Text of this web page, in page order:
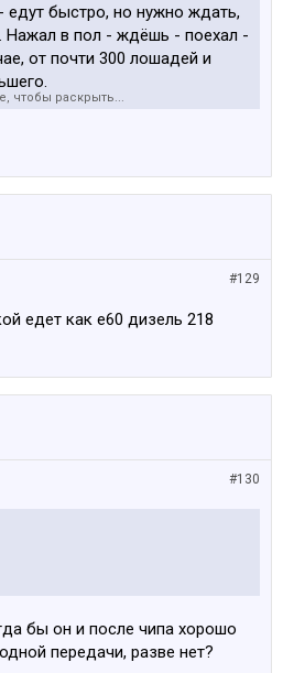
едут быстро, но нужно ждать,
Нажал в пол - ждёшь - поехал -
от почти 300 лошадей и
чтобы раскрыть...
#129
едет как е60 дизель 218
#130
бы он и после чипа хорошо
передачи, разве нет?